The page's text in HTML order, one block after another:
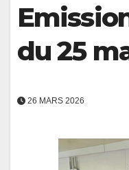
du 25
26 MARS 2026